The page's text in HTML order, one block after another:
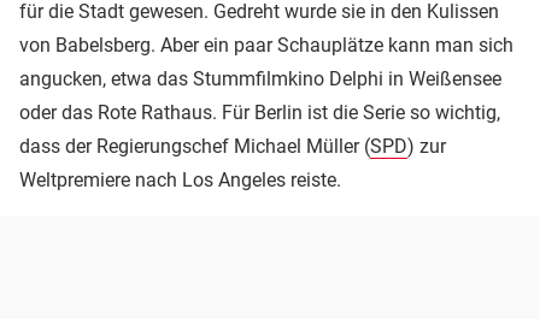
für die Stadt gewesen. Gedreht wurde sie in den Kulissen
von Babelsberg. Aber ein paar Schauplätze kann man sich
angucken, etwa das Stummfilmkino Delphi in Weißensee
oder das Rote Rathaus. Für Berlin ist die Serie so wichtig,
dass der Regierungschef Michael Müller (SPD) zur
Weltpremiere nach Los Angeles reiste.